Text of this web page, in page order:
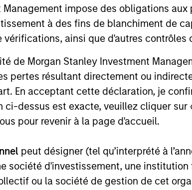
impose des obligations
à des fins de blanchiment de
vérifications, ainsi que d'autres contrôles
de Morgan Stanley Investment
pertes résultant directement ou
En acceptant cette déclaration, je
dessus est exacte, veuillez cliquer
pour revenir à la page d'accueil.
peut désigner (tel qu’interprété à
société d'investissement, une
ou la société de gestion de cet
présentant un historique inférieur à un an ne
ne sont pas annualisées. Le cas échéant, les
les risques, les charges et les
les risques, de sorte qu'une variation
en l’acquisition de parts ou d’actions du
des actifs sous-jacents détenus par le Fonds.
site peuvent concerner plusieurs compartiments
dans toutes les juridictions et que les
aux lois ou réglementations locales.
ou « notation à base d’étoiles », est calculée pour
variables, les fonds négociés en bourse, les fonds